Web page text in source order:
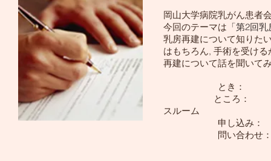
岡山大学病院乳がん患
今回のテーマは 「第2回
乳房再建について知りた
はもちろん, 手術を受け
再建について話を聞いて
とき： 2016年
ところ： 岡山大学
スルーム
申し込み：
問い合わせ：内